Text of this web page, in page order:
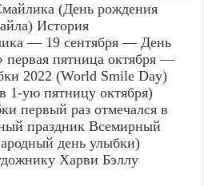
(День рождения
История
— 19 сентября — День
пятница октября —
2022 (World Smile Day)
1-ую пятницу октября)
первый раз отмечался в
праздник Всемирный
день улыбки)
Харви Бэллу